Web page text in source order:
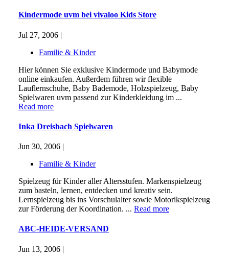
Kindermode uvm bei vivaloo Kids Store
Jul 27, 2006 |
Familie & Kinder
Hier können Sie exklusive Kindermode und Babymode
online einkaufen. Außerdem führen wir flexible
Lauflernschuhe, Baby Bademode, Holzspielzeug, Baby
Spielwaren uvm passend zur Kinderkleidung im ...
Read more
Inka Dreisbach Spielwaren
Jun 30, 2006 |
Familie & Kinder
Spielzeug für Kinder aller Altersstufen. Markenspielzeug
zum basteln, lernen, entdecken und kreativ sein.
Lernspielzeug bis ins Vorschulalter sowie Motorikspielzeug
zur Förderung der Koordination. ... Read more
ABC-HEIDE-VERSAND
Jun 13, 2006 |